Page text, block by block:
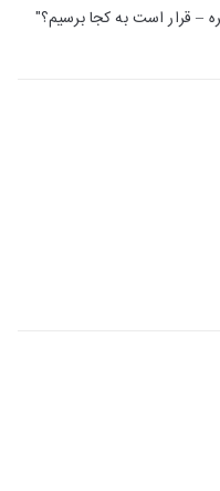
– قرار است به کجا برسیم؟"